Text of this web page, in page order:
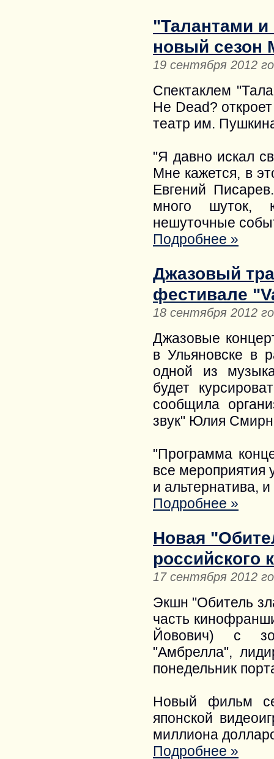
"Талантами и
новый сезон
19 сентября 2012
Спектаклем
He Dead?
театр им.
"Я давно искал
Мне кажется, в
Евгений
много шуток,
нешуточные
Подробнее »
Джазовый
фестивале
18 сентября 2012
Джазовые
в Ульяновске в
одной из
будет
сообщила
звук" Юлия
"Программа
все мероприятия
и альтернатива,
Подробнее »
Новая
российского
17 сентября 2012
Экшн "Обитель
часть
Йовович) с
"Амбрелла",
понедельник
Новый фильм
японской
миллиона
Подробнее »